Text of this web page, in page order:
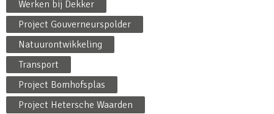
Werken bij Dekker
Project Gouverneurspolder
Natuurontwikkeling
Transport
Project Bomhofsplas
Project Hetersche Waarden